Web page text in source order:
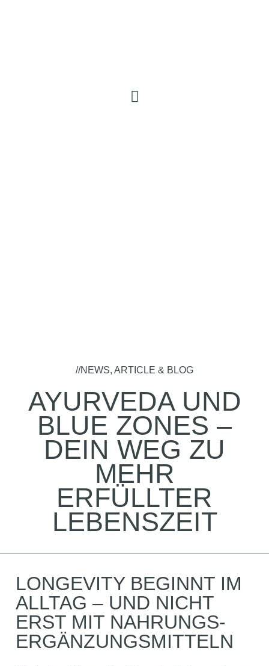
//NEWS, ARTICLE & BLOG
AYURVEDA UND
BLUE ZONES –
DEIN WEG ZU
MEHR
ERFÜLLTER
LEBENSZEIT
LONGEVITY BEGINNT IM
ALLTAG – UND NICHT
ERST MIT NAHRUNGS-
ERGÄNZUNGSMITTELN